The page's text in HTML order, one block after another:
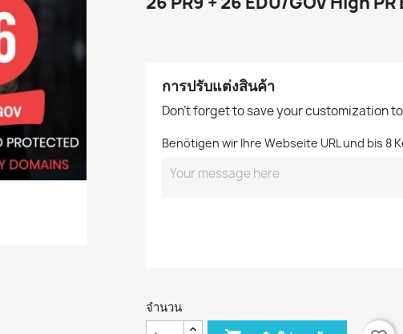
การปรับแต่งสินค้า
Don't forget to save your customization
Benötigen wir Ihre Webseite URL und bis
จำนวน